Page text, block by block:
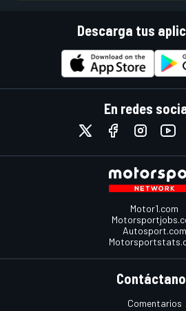
Descarga tus
En redes
Motor1.com
Autosport.com
Comentarios